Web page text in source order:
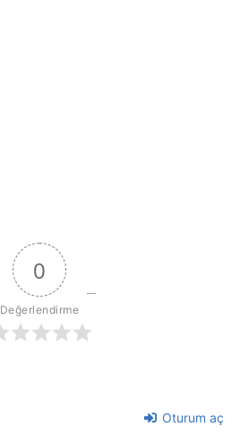
0
Değerlendirme
Oturum aç